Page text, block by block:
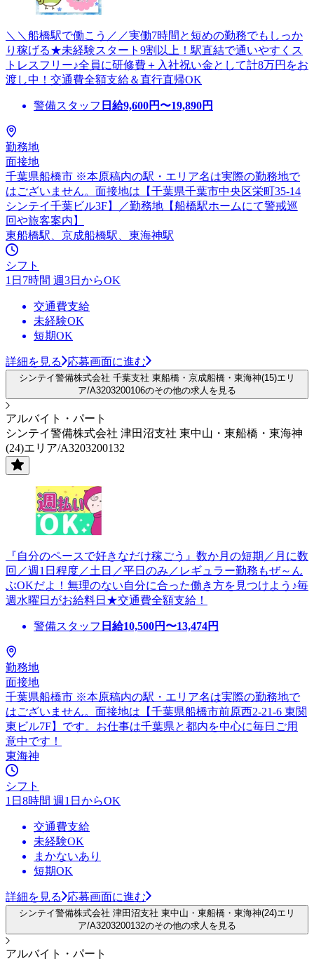
＼＼船橋駅で働こう／／実働7時間と短めの勤務でもしっか
り稼げる★未経験スタート9割以上！駅直結で通いやすくス
トレスフリー♪全員に研修費＋入社祝い金として計8万円をお
渡し中！交通費全額支給＆直行直帰OK
警備スタッフ 日給9,600円〜19,890円
勤務地
面接地
千葉県船橋市 ※本原稿内の駅・エリア名は実際の勤務地で
はございません。面接地は【千葉県千葉市中央区栄町35-14
シンテイ千葉ビル3F】／勤務地【船橋駅ホームにて警戒巡
回や旅客案内】
東船橋駅、京成船橋駅、東海神駅
シフト
1日7時間 週3日からOK
交通費支給
未経験OK
短期OK
詳細を見る 応募画面に進む
シンテイ警備株式会社 千葉支社 東船橋・京成船橋・東海神(15)エリ
ア/A3203200106のその他の求人を見る
アルバイト・パート
シンテイ警備株式会社 津田沼支社 東中山・東船橋・東海神
(24)エリア/A3203200132
『自分のペースで好きなだけ稼ごう』数か月の短期／月に数
回／週1日程度／土日／平日のみ／レギュラー勤務もぜ～ん
ぶOKだよ！無理のない自分に合った働き方を見つけよう♪毎
週水曜日がお給料日★交通費全額支給！
警備スタッフ 日給10,500円〜13,474円
勤務地
面接地
千葉県船橋市 ※本原稿内の駅・エリア名は実際の勤務地で
はございません。面接地は【千葉県船橋市前原西2-21-6 東関
東ビル7F】です。お仕事は千葉県と都内を中心に毎日ご用
意中です！
東海神
シフト
1日8時間 週1日からOK
交通費支給
未経験OK
まかないあり
短期OK
詳細を見る 応募画面に進む
シンテイ警備株式会社 津田沼支社 東中山・東船橋・東海神(24)エリ
ア/A3203200132のその他の求人を見る
アルバイト・パート